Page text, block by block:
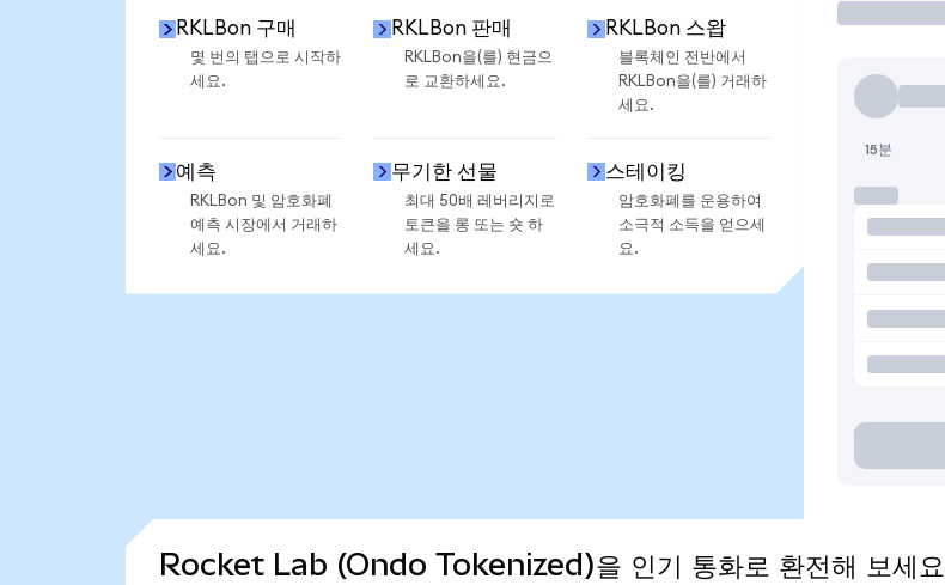
RKLBon 구매
몇 번의 탭으로 시작하
세요.
RKLBon 판매
RKLBon을(를) 현금으
로 교환하세요.
RKLBon 스왑
블록체인 전반에서
RKLBon을(를) 거래하
세요.
예측
RKLBon 및 암호화폐
예측 시장에서 거래하
세요.
무기한 선물
최대 50배 레버리지로
토큰을 롱 또는 숏 하
세요.
스테이킹
암호화폐를 운용하여
소극적 소득을 얻으세
요.
15분
Rocket Lab (Ondo Tokenized)을 인기 통화로 환전해 보세요